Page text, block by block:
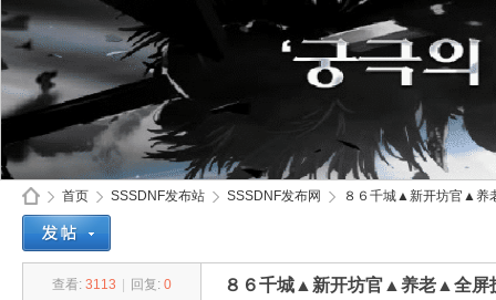
首页
›
SSSDNF发布站 SSSDNF发布网
›
８６千城▲新开坊官▲养
查看: 3113 回复: 0 ８６千城▲新开坊官▲养老▲全屏